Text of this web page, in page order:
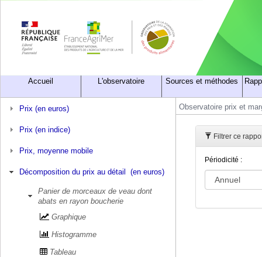
Accueil L'observatoire Sources et méthodes
Prix (en euros)
Prix (en indice)
Prix, moyenne mobile
Décomposition du prix au détail (en euros)
Panier de morceaux de veau dont
abats en rayon boucherie
Graphique
Histogramme
Tableau
Observatoire prix et
Filtrer ce
Périodicité :